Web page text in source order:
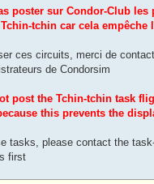
poster sur Condor-Club les
tchin car cela empêche
ces circuits, merci de
de Condorsim
post the Tchin-tchin task
this prevents the
tasks, please contact the
first